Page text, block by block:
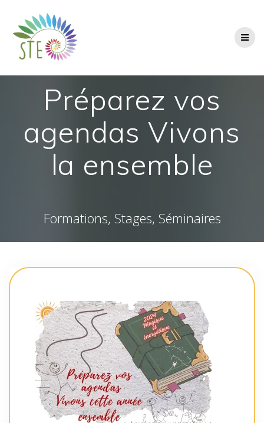
Préparez vos
agendas Vivons
la ensemble
Formations, Stages, Séminaires